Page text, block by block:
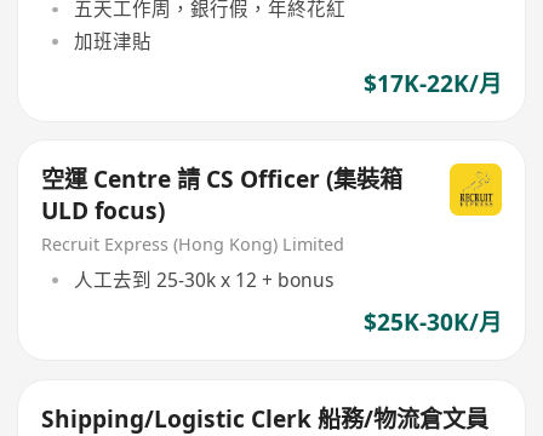
五天工作周，銀行假，年終花紅
加班津貼
$17K-22K/月
空運 Centre 請 CS Officer (集裝箱
ULD focus)
Recruit Express (Hong Kong) Limited
人工去到 25-30k x 12 + bonus
$25K-30K/月
Shipping/Logistic Clerk 船務/物流倉文員